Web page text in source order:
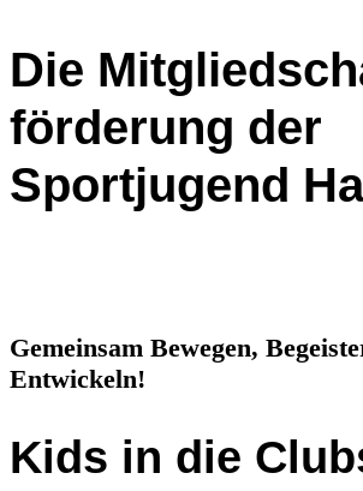
Die
förderung der
Sportjugend
Gemeinsam Bewegen,
Entwickeln!
Kids in die